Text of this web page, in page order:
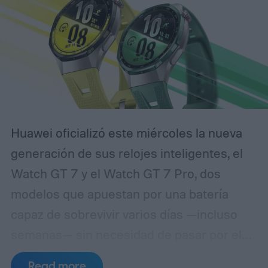
los dispositivos de la línea Galaxy Fit.
Huawei oficializó este miércoles la nueva
generación de sus relojes inteligentes, el
Watch GT 7 y el Watch GT 7 Pro, dos
modelos que apuestan por una batería
cargador. El lanzamiento, realizado